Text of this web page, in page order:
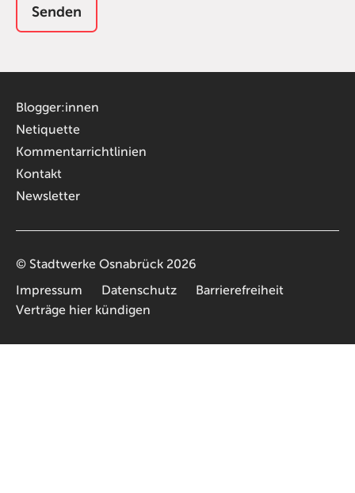
Blogger:innen
Netiquette
Kommentarrichtlinien
Kontakt
Newsletter
© Stadtwerke Osnabrück 2026
Impressum
Datenschutz
Barrierefreiheit
Verträge hier kündigen